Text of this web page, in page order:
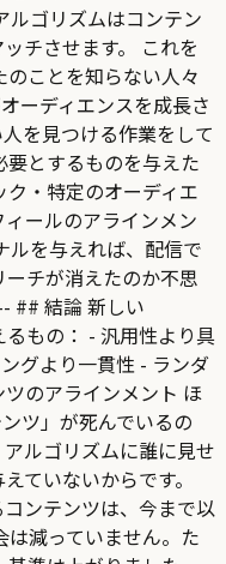
ルゴリズムはコンテン
チさせます。 これを
ことを知らない人々
ーディエンスを成長さ
を見つける作業をして
要とするものを与えた
・特定のオーディエ
ールのアラインメン
ルを与えれば、配信で
チが消えたのか不思
## 結論 新しい
もの： - 汎用性より具
グより一貫性 - ランダ
のアラインメント ほ
ツ」が死んでいるの
ルゴリズムに誰に見せ
ていないからです。
ンテンツは、今まで以
減っていません。た